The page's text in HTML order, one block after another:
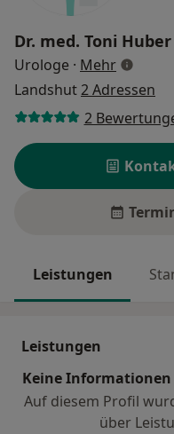
Dr. med. Toni Huber
Urologe · Mehrüber
Landshut2 Adressen
2
Leistungen
Leistungen
Keine
Auf diesem Profil
über